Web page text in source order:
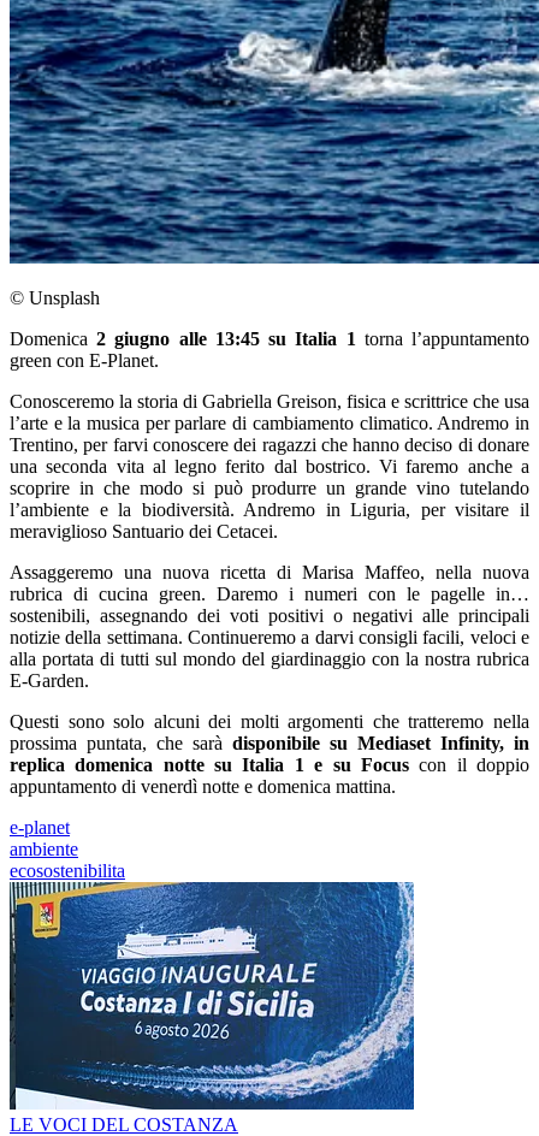
© Unsplash
Domenica2 giugno alle 13:45 su Italia 1 torna l’appuntamento
green con E-Planet.
Conosceremo la storia di Gabriella Greison, fisica e scrittrice che usa
l’arte e la musica per parlare di cambiamento climatico. Andremo in
Trentino, per farvi conoscere dei ragazzi che hanno deciso di donare
una seconda vita al legno ferito dal bostrico. Vi faremo anche a
scoprire in che modo si può produrre un grande vino tutelando
l’ambiente e la biodiversità. Andremo in Liguria, per visitare il
meraviglioso Santuario dei Cetacei.
Assaggeremo una nuova ricetta di Marisa Maffeo, nella nuova
rubrica di cucina green. Daremo i numeri con le pagelle in…
sostenibili, assegnando dei voti positivi o negativi alle principali
notizie della settimana. Continueremo a darvi consigli facili, veloci e
alla portata di tutti sul mondo del giardinaggio con la nostra rubrica
E-Garden.
Questi sono solo alcuni dei molti argomenti che tratteremo nella
prossima puntata, che sarà disponibile su Mediaset Infinity, in
replica domenica notte su Italia 1 e su Focuscon il doppio
appuntamento di venerdì notte e domenica mattina.
e-planet
ambiente
ecosostenibilita
LE VOCI DEL COSTANZA